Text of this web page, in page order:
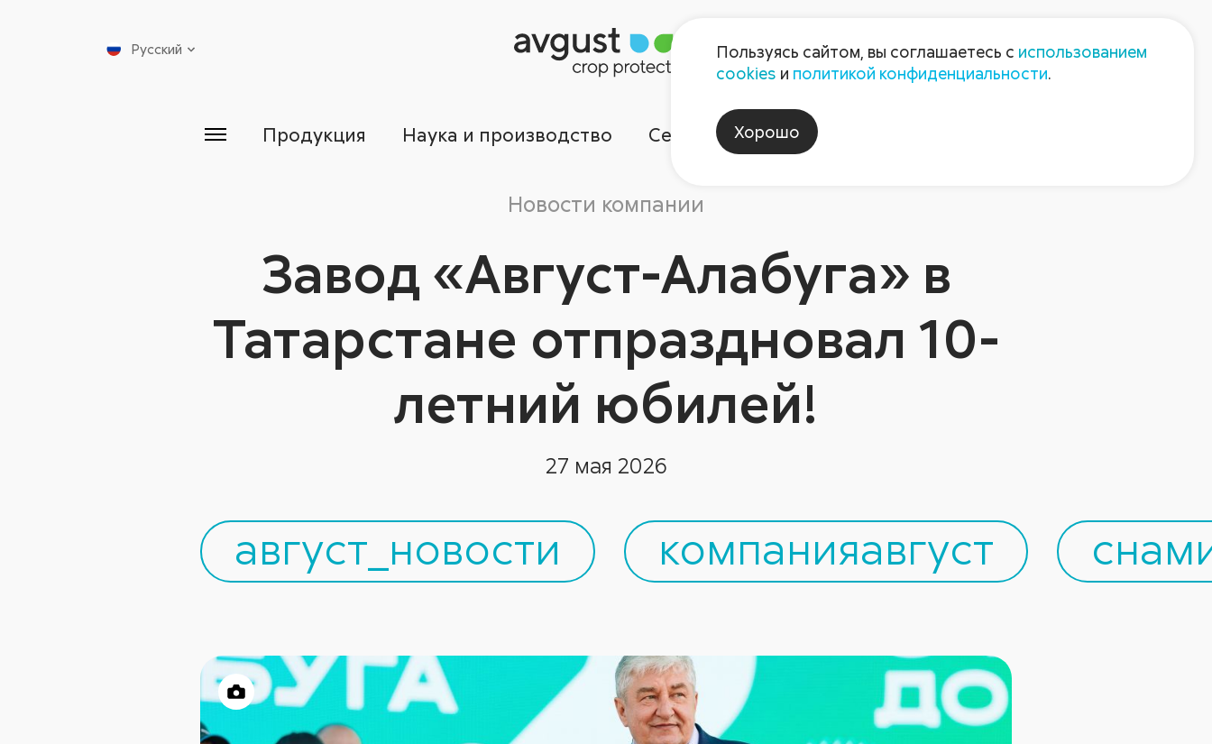
Пресс-центр Контакты
Русский
Продукция Наука и производство Сервисы Компания
Новости компании
Завод «Август-Алабуга» в
Татарстане отпраздновал 10-
летний юбилей!
27 мая 2026
август_новости компанияавгуст
Пользуясь сайтом, вы соглашаетесь с использованием
cookies и политикой конфиденциальности.
Хорошо